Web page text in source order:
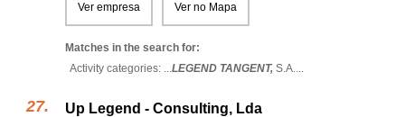
Ver empresa Ver no Mapa
Matches in the search for:
Activity categories: ...LEGEND TANGENT, S.A....
Up Legend - Consulting, Lda